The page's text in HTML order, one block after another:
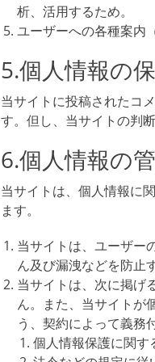
析、活用するため。
ユーザーへの各種案内
5.個人情報の
当サイトに投稿されたコ
す。但し、当サイトの判
6.個人情報の
当サイトは、個人情報に
ます。
当サイトは、ユーザー
ん及び漏洩などを防止
当サイトは、次に掲げ
ん。また、当サイトが
う、契約によって義務
個人情報保護に関す